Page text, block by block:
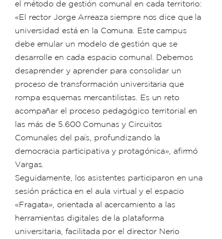
el método de gestión comunal en cada territorio:
«El rector Jorge Arreaza siempre nos dice que la
universidad está en la Comuna. Este campus
debe emular un modelo de gestión que se
desarrolle en cada espacio comunal. Debemos
desaprender y aprender para consolidar un
proceso de transformación universitaria que
rompa esquemas mercantilistas. Es un reto
acompañar el proceso pedagógico territorial en
las más de 5.600 Comunas y Circuitos
Comunales del país, profundizando la
democracia participativa y protagónica», afirmó
Vargas.
Seguidamente, los asistentes participaron en una
sesión práctica en el aula virtual y el espacio
«Fragata», orientada al acercamiento a las
herramientas digitales de la plataforma
universitaria, facilitada por el director Nerio